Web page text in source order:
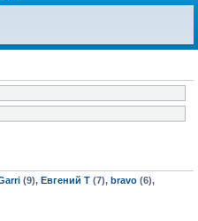
(9), Евгений Т (7), bravo (6),